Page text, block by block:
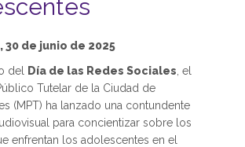
30 de junio de 2025
del
Día de las Redes Sociales , el
Tutelar de la Ciudad de
(MPT) ha lanzado una contundente
para concientizar sobre los
enfrentan los adolescentes en el